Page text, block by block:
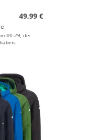
49,99 €
00:29; der